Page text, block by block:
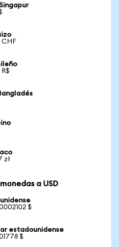
CHF
zł
a USD
$
estadounidense
$